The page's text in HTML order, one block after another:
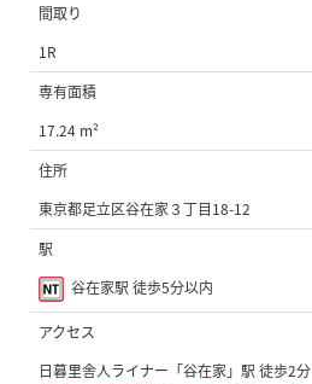
間取り
1R
専有面積
17.24 m²
住所
東京都足立区谷在家３丁目18-12
駅
谷在家駅 徒歩5分以内
アクセス
日暮里舎人ライナー「谷在家」駅 徒歩2分